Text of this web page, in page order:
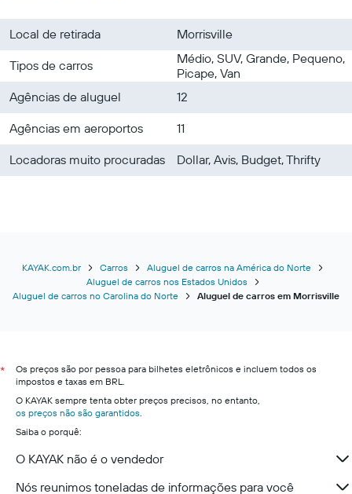
Local de retirada
Morrisville
Tipos de carros
Médio, SUV, Grande, Pequeno,
Picape, Van
Agências de aluguel
12
Agências em aeroportos
11
Locadoras muito procuradas
Dollar, Avis, Budget, Thrifty
KAYAK.com.br Carros
Aluguel de carros na América do Norte
Aluguel de carros nos Estados Unidos
Aluguel de carros no Carolina do Norte
Aluguel de carros em Morrisville
*
Os preços são por pessoa para bilhetes eletrônicos e incluem todos os
impostos e taxas em BRL.
O KAYAK sempre tenta obter preços precisos, no entanto,
os preços não são garantidos
Saiba o porquê:
O KAYAK não é o vendedor
Nós reunimos toneladas de informações para você